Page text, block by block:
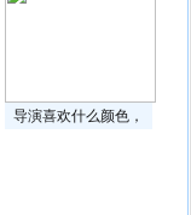
导演喜欢什么颜色，